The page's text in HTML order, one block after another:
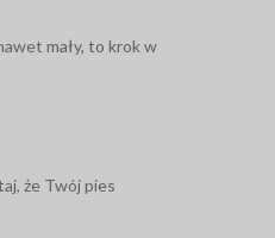
mały, to krok w
że Twój pies